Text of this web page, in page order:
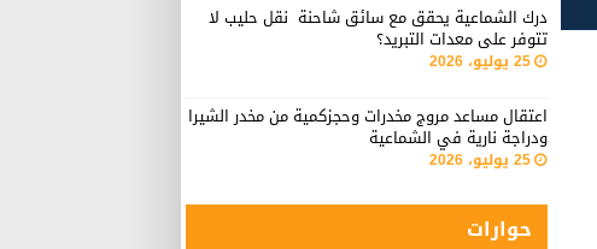
درك الشماعية يحقق مع سائق شاحنة نقل حليب لا
تتوفر على معدات التبريد؟
25 يوليو، 2026
اعتقال مساعد مروج مخدرات وحجزكمية من مخدر الشيرا
ودراجة نارية في الشماعية
25 يوليو، 2026
حوارات